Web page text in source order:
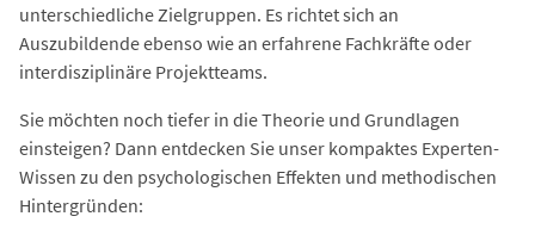
unterschiedliche Zielgruppen. Es richtet sich an
Auszubildende ebenso wie an erfahrene Fachkräfte oder
interdisziplinäre Projektteams.
Sie möchten noch tiefer in die Theorie und Grundlagen
einsteigen? Dann entdecken Sie unser kompaktes Experten-
Wissen zu den psychologischen Effekten und methodischen
Hintergründen: